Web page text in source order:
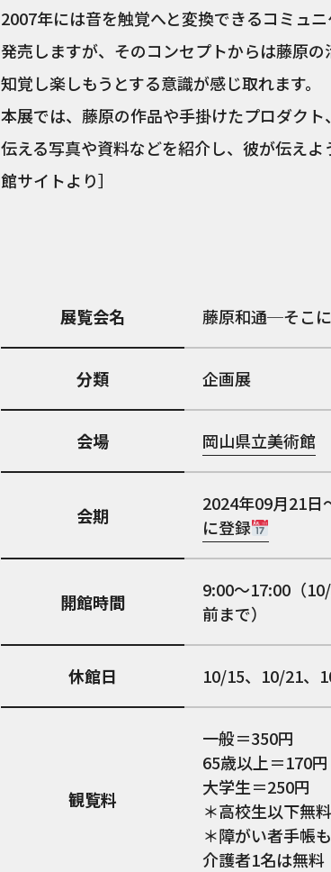
2007年には音を触覚へと変換できるコミュ
発売しますが、そのコンセプトからは藤原
知覚し楽しもうとする意識が感じ取れます。
本展では、藤原の作品や手掛けたプロダク
伝える写真や資料などを紹介し、彼が伝え
館サイトより］
展覧会名 藤原和通─そこ
分類 企画展
会場 岡山県立美術館
会期
2024年09月21日
に登録
開館時間
9:00～17:00（
前まで）
休館日 10/15、10/21、
観覧料
一般＝350円
65歳以上＝170円
大学生＝250円
＊高校生以下無料
＊障がい者手帳
介護者1名は無料